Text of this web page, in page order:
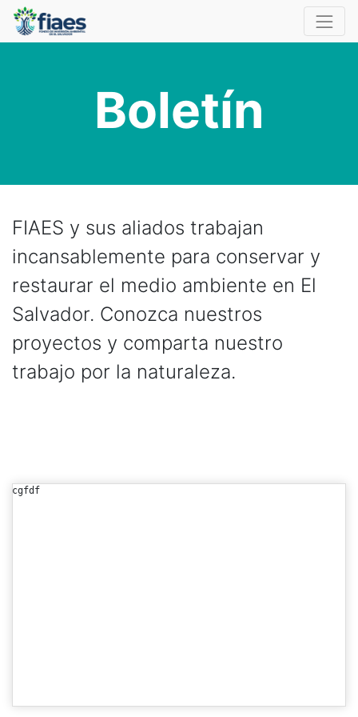
Boletín
FIAES y sus aliados trabajan
incansablemente para conservar y
restaurar el medio ambiente en El
Salvador. Conozca nuestros
proyectos y comparta nuestro
trabajo por la naturaleza.
cgfdf